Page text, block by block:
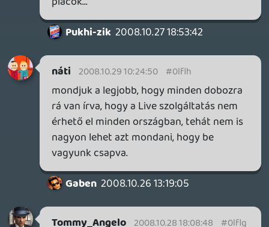
de ez mind egy része csak, úgy vélem a fő
indok, hogy nem akarnak/tudnak ezzel
foglalkozni, mint ahogy az ms-nek egyik
fizetős terméke/szolgáltatása sem érhető
el nálunk (onecare,hotmail plus,...)
Gondolom meg kell állapodni
pénzintezetekkel is, meg mivel az ms nem
árul közvetlenül semmit a
végfelhasználónak így lehet, hogy más
dolgokra is szükség van, nem vagyok
szakavatottja a témának.
Most nem hallgatom ismét meg az
anyagot, de volt ígérgetés? A szeretnénk,
meg a majd idővel lesz, ami ilyenkor
beugrik, mint hivatalos embertől hallott
kijelentés.
Pukhi-zik 2008.10.27 18:53:42